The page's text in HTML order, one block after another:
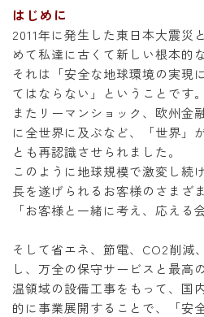
はじめに
2011年に発生した東日本大震災
めて私達に古くて新しい根本的
それは「安全な地球環境の実現
てはならない」ということです。
またリーマンショック、欧州金
に全世界に及ぶなど、「世界」
とも再認識させられました。
このように地球規模で激変し続
長を遂げられるお客様のさまざ
「お客様と一緒に考え、応える
そして省エネ、節電、CO2削減
し、万全の保守サービスと最高
温領域の設備工事をもって、国
的に事業展開することで、「安